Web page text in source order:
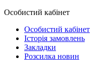
Особистий кабінет
Особистий кабінет
Історія замовлень
Закладки
Розсилка новин